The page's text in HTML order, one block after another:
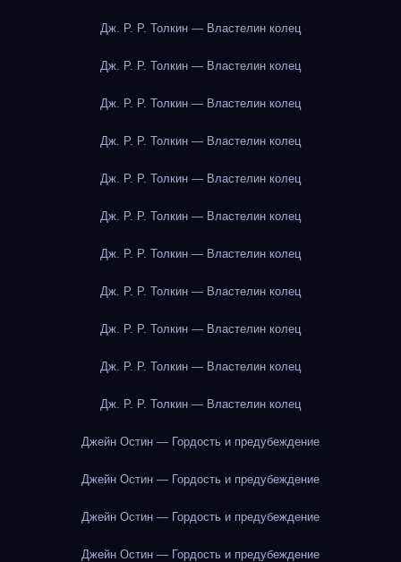
Дж. Р. Р. Толкин — Властелин колец
Дж. Р. Р. Толкин — Властелин колец
Дж. Р. Р. Толкин — Властелин колец
Дж. Р. Р. Толкин — Властелин колец
Дж. Р. Р. Толкин — Властелин колец
Дж. Р. Р. Толкин — Властелин колец
Дж. Р. Р. Толкин — Властелин колец
Дж. Р. Р. Толкин — Властелин колец
Дж. Р. Р. Толкин — Властелин колец
Дж. Р. Р. Толкин — Властелин колец
Дж. Р. Р. Толкин — Властелин колец
Джейн Остин — Гордость и предубеждение
Джейн Остин — Гордость и предубеждение
Джейн Остин — Гордость и предубеждение
Джейн Остин — Гордость и предубеждение